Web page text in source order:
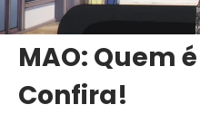
MAO: Quem
Confira!